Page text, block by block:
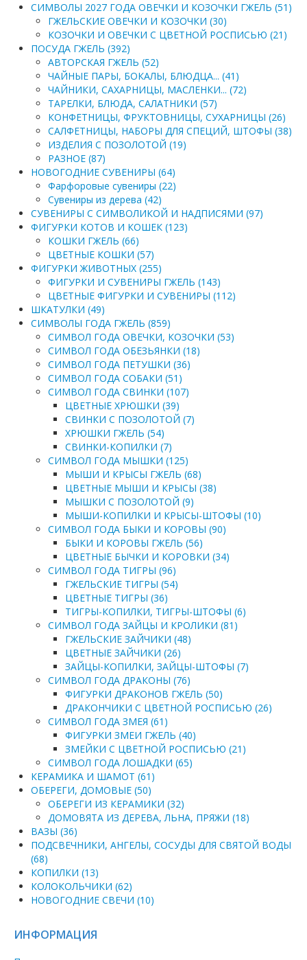
СИМВОЛЫ 2027 ГОДА ОВЕЧКИ И КОЗОЧКИ ГЖЕЛЬ (51)
ГЖЕЛЬСКИЕ ОВЕЧКИ И КОЗОЧКИ (30)
КОЗОЧКИ И ОВЕЧКИ С ЦВЕТНОЙ РОСПИСЬЮ (21)
ПОСУДА ГЖЕЛЬ (392)
АВТОРСКАЯ ГЖЕЛЬ (52)
ЧАЙНЫЕ ПАРЫ, БОКАЛЫ, БЛЮДЦА... (41)
ЧАЙНИКИ, САХАРНИЦЫ, МАСЛЕНКИ... (72)
ТАРЕЛКИ, БЛЮДА, САЛАТНИКИ (57)
КОНФЕТНИЦЫ, ФРУКТОВНИЦЫ, СУХАРНИЦЫ (26)
САЛФЕТНИЦЫ, НАБОРЫ ДЛЯ СПЕЦИЙ, ШТОФЫ (38)
ИЗДЕЛИЯ С ПОЗОЛОТОЙ (19)
РАЗНОЕ (87)
НОВОГОДНИЕ СУВЕНИРЫ (64)
Фарфоровые сувениры (22)
Сувениры из дерева (42)
СУВЕНИРЫ С СИМВОЛИКОЙ И НАДПИСЯМИ (97)
ФИГУРКИ КОТОВ И КОШЕК (123)
КОШКИ ГЖЕЛЬ (66)
ЦВЕТНЫЕ КОШКИ (57)
ФИГУРКИ ЖИВОТНЫХ (255)
ФИГУРКИ И СУВЕНИРЫ ГЖЕЛЬ (143)
ЦВЕТНЫЕ ФИГУРКИ И СУВЕНИРЫ (112)
ШКАТУЛКИ (49)
СИМВОЛЫ ГОДА ГЖЕЛЬ (859)
СИМВОЛ ГОДА ОВЕЧКИ, КОЗОЧКИ (53)
СИМВОЛ ГОДА ОБЕЗЬЯНКИ (18)
СИМВОЛ ГОДА ПЕТУШКИ (36)
СИМВОЛ ГОДА СОБАКИ (51)
СИМВОЛ ГОДА СВИНКИ (107)
ЦВЕТНЫЕ ХРЮШКИ (39)
СВИНКИ С ПОЗОЛОТОЙ (7)
ХРЮШКИ ГЖЕЛЬ (54)
СВИНКИ-КОПИЛКИ (7)
СИМВОЛ ГОДА МЫШКИ (125)
МЫШИ И КРЫСЫ ГЖЕЛЬ (68)
ЦВЕТНЫЕ МЫШИ И КРЫСЫ (38)
МЫШКИ С ПОЗОЛОТОЙ (9)
МЫШИ-КОПИЛКИ И КРЫСЫ-ШТОФЫ (10)
СИМВОЛ ГОДА БЫКИ И КОРОВЫ (90)
БЫКИ И КОРОВЫ ГЖЕЛЬ (56)
ЦВЕТНЫЕ БЫЧКИ И КОРОВКИ (34)
СИМВОЛ ГОДА ТИГРЫ (96)
ГЖЕЛЬСКИЕ ТИГРЫ (54)
ЦВЕТНЫЕ ТИГРЫ (36)
ТИГРЫ-КОПИЛКИ, ТИГРЫ-ШТОФЫ (6)
СИМВОЛ ГОДА ЗАЙЦЫ И КРОЛИКИ (81)
ГЖЕЛЬСКИЕ ЗАЙЧИКИ (48)
ЦВЕТНЫЕ ЗАЙЧИКИ (26)
ЗАЙЦЫ-КОПИЛКИ, ЗАЙЦЫ-ШТОФЫ (7)
СИМВОЛ ГОДА ДРАКОНЫ (76)
ФИГУРКИ ДРАКОНОВ ГЖЕЛЬ (50)
ДРАКОНЧИКИ С ЦВЕТНОЙ РОСПИСЬЮ (26)
СИМВОЛ ГОДА ЗМЕЯ (61)
ФИГУРКИ ЗМЕИ ГЖЕЛЬ (40)
ЗМЕЙКИ С ЦВЕТНОЙ РОСПИСЬЮ (21)
СИМВОЛ ГОДА ЛОШАДКИ (65)
КЕРАМИКА И ШАМОТ (61)
ОБЕРЕГИ, ДОМОВЫЕ (50)
ОБЕРЕГИ ИЗ КЕРАМИКИ (32)
ДОМОВЯТА ИЗ ДЕРЕВА, ЛЬНА, ПРЯЖИ (18)
ВАЗЫ (36)
ПОДСВЕЧНИКИ, АНГЕЛЫ, СОСУДЫ ДЛЯ СВЯТОЙ ВОДЫ
(68)
КОПИЛКИ (13)
КОЛОКОЛЬЧИКИ (62)
НОВОГОДНИЕ СВЕЧИ (10)
ИНФОРМАЦИЯ